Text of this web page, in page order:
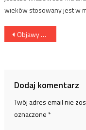
wieków stosowany jest w
Nawigacja
Objawy nadciśnienia tętniczego
Dodaj komentarz
Twój adres email nie
oznaczone *